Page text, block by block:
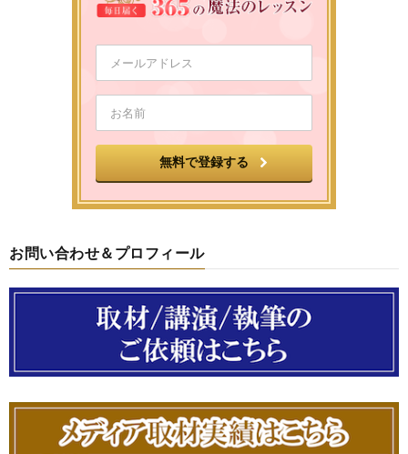
お問い合わせ＆プロフィール